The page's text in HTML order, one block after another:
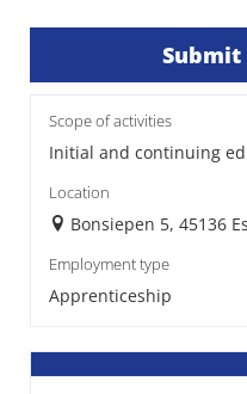
Scope of activities
Initial and continuing
Location
Bonsiepen 5, 45136
Employment type
Apprenticeship